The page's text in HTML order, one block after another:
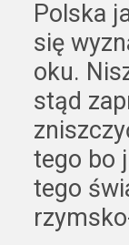
Polska
się
oku.
stąd
tego bo
tego